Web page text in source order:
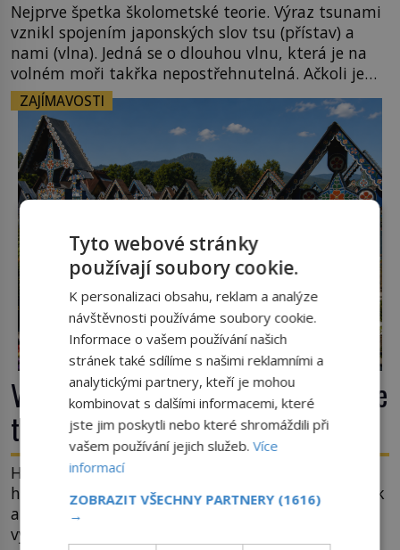
Nejprve špetka školometské teorie. Výraz tsunami
vznikl spojením japonských slov tsu (přístav) a
nami (vlna). Jedná se o dlouhou vlnu, která je na
volném moři takřka nepostřehnutelná. Ačkoli je
vlnová délka tsunami i 300 kilometrů, výška vlny
na volném moři je maximálně 1,5 metru. Máme se
podobné obří vlny obávat i v Evropě? Vznik
tsunami si […]
ZAJÍMAVOSTI
Veselý hřbitov v Rumunsku: Proč zde
třou pohřební plačky bídu s nouzí?
Hřbitov jako jeviště pro mystérium smrti. Mezi
hrobovými místy půda promáčená slzami, smutek
a vědomí konečnosti lidské existence. Jsou ale
výjimky, kde pohřební plačky smutně žmoulají
Tyto webové stránky
používají soubory cookie.
K personalizaci obsahu, reklam a analýze
návštěvnosti používáme soubory cookie.
Informace o vašem používání našich
stránek také sdílíme s našimi reklamními a
analytickými partnery, kteří je mohou
kombinovat s dalšími informacemi, které
jste jim poskytli nebo které shromáždili při
vašem používání jejich služeb.Více
informací
ZOBRAZIT VŠECHNY PARTNERY (1616)
→